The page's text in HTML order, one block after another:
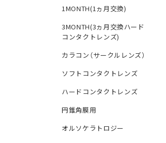
1MONTH(1ヵ月交換)
3MONTH(3ヵ月交換ハード
コンタクトレンズ)
カラコン（サークルレンズ）
ソフトコンタクトレンズ
ハードコンタクトレンズ
円錐角膜用
オルソケラトロジー